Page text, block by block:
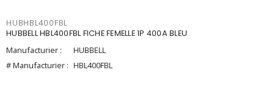
HUBHBL400FBL
HUBBELL HBL400FBL FICHE FEMELLE 1P 400A BLEU
Manufacturier :
HUBBELL
# Manufacturier : HBL400FBL